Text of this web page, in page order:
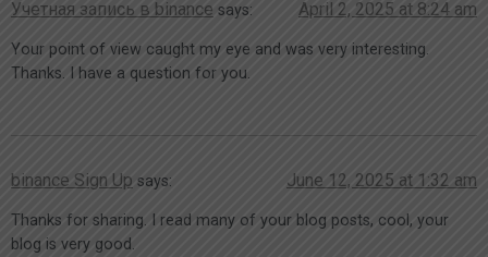
Учетная запись в binance says: April 2, 2025 at 8:24 am
Your point of view caught my eye and was very interesting.
Thanks. I have a question for you.
binance Sign Up says: June 12, 2025 at 1:32 am
Thanks for sharing. I read many of your blog posts, cool, your
blog is very good.